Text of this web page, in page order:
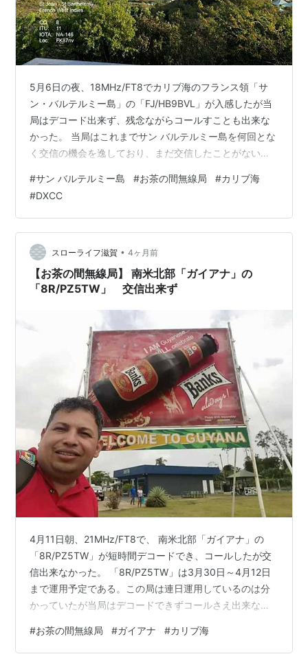
5月6日の夜、18MHz/FT8でカリブ海のフランス領「サ
ン・バルテルミー島」の「FJ/HB9BVL」が入感したが当
局はデコード出来ず、残念ながらコールすことも出来な
かった。 当局はこれまでサン バルテルミー島を何回とな
く交信の機会を逸しており、まだ交信したことがないカ
用されているが殆どがバケーションのついででのオペレ
ーションが大半である。この島に常駐局もいるかもしれ
ないが私は知らない。これまでのケースでは短期の運用
で明らかにバケーションが優先で、合間に運用もやるス
タイルが多かった。今回もそうであろう。 サン バルテル
ミー島は世界のMo…
#サン バルテルミー島 #お茶の間無線局 #カリブ海
#DXCC
スローライフ滋賀 • 4ヶ月前
【お茶の間無線局】 南米北部「ガイアナ」の
「8R/PZ5TW」 交信出来ず
4月11日朝、21MHz/FT8で、 南米北部「ガイアナ」の
「8R/PZ5TW」が短時間デコードでき、コールしたが交
信出来なかった。 「8R/PZ5TW」は3月30日～4月12日
まで運用予定である。この局は連日運用しているのは分
かっていたが当局はデコードできずコールさえ出来なか
念ながら交信には至らなかった。 当局は「ガイアナ」と
は交信の縁が無い。これまで何度も機会はあったが交信
#お茶の間無線局 #ガイアナ #カリブ海